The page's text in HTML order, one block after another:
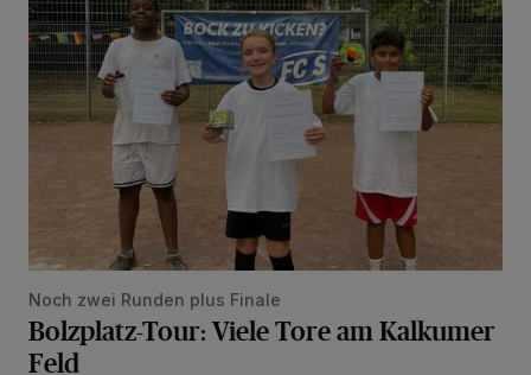
Noch zwei Runden plus Finale
Bolzplatz-Tour: Viele Tore am Kalkumer
Feld